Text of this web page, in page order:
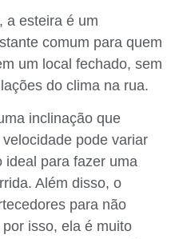
a esteira é um
comum para quem
um local fechado, sem
do clima na rua.
inclinação que
pode variar
ideal para fazer uma
Além disso, o
para não
isso, ela é muito